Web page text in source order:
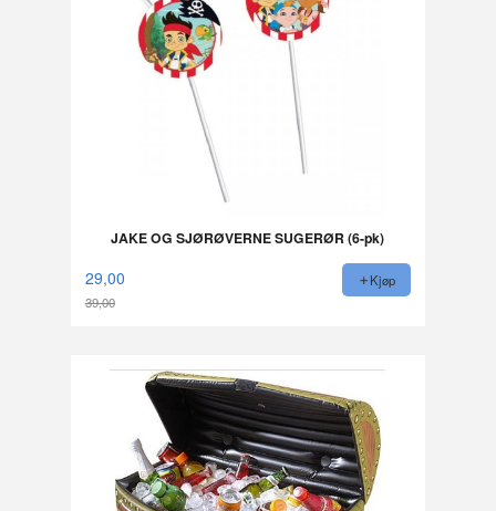
JAKE OG SJØRØVERNE SUGERØR (6-pk)
29,00
39,00
Kjøp